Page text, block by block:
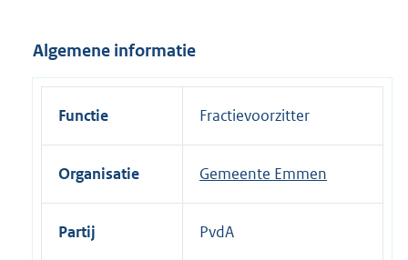
n
k
Algemene informatie
Functie Fractievoorzitter
Organisatie Gemeente Emmen
Partij PvdA